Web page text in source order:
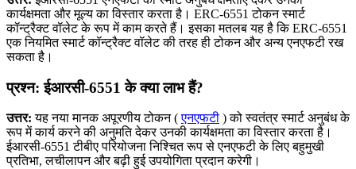
कार्यक्षमता और मूल्य का विस्तार करता है। ERC-6551 टोकन स्मार्ट
कॉन्ट्रैक्ट वॉलेट के रूप में काम करते हैं। इसका मतलब यह है कि ERC-6551
एक नियमित स्मार्ट कॉन्ट्रैक्ट वॉलेट की तरह ही टोकन और अन्य एनएफटी रख
सकता है।
प्रश्न: ईआरसी-6551 के क्या लाभ हैं?
उत्तर: यह नया मानक अपूरणीय टोकन (एनएफटी ) को स्वतंत्र स्मार्ट अनुबंध के
रूप में कार्य करने की अनुमति देकर उनकी कार्यक्षमता का विस्तार करता है।
ईआरसी-6551 टीबीए परियोजना निश्चित रूप से एनएफटी के लिए बहुमुखी
प्रतिभा, लचीलापन और बढ़ी हुई उपयोगिता प्रदान करेगी।